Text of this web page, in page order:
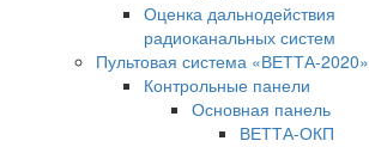
Оценка дальнодействия
радиоканальных систем
Пультовая система «ВЕТТА-2020»
Контрольные панели
Основная панель
ВЕТТА-ОКП